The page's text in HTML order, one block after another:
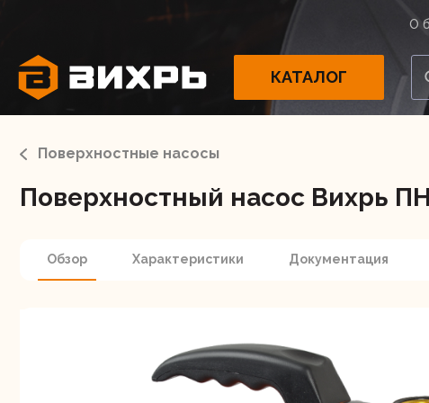
О
КАТАЛОГ
Поверхностные насосы
Поверхностный насос Вихрь
Обзор Характеристики Документация